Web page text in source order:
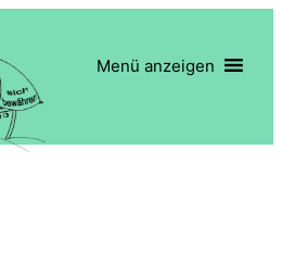
Menü anzeigen